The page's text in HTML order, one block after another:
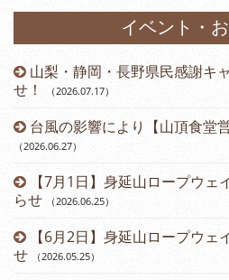
イベント・
山梨・静岡・長野県民感謝キ
せ！
（2026.07.17）
台風の影響により【山頂食堂
（2026.06.27）
【7月1日】身延山ロープウ
らせ
（2026.06.25）
【6月2日】身延山ロープウェ
せ
（2026.05.25）